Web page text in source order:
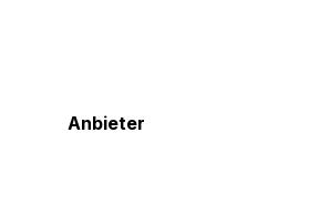
Anbieter